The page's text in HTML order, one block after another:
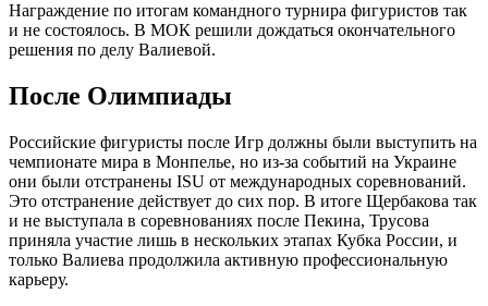
Награждение по итогам командного турнира фигуристов так
и не состоялось. В МОК решили дождаться окончательного
решения по делу Валиевой.
После Олимпиады
Российские фигуристы после Игр должны были выступить на
чемпионате мира в Монпелье, но из-за событий на Украине
они были отстранены ISU от международных соревнований.
Это отстранение действует до сих пор. В итоге Щербакова так
и не выступала в соревнованиях после Пекина, Трусова
приняла участие лишь в нескольких этапах Кубка России, и
только Валиева продолжила активную профессиональную
карьеру.